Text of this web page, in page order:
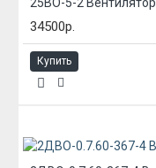
34500р.
Купить